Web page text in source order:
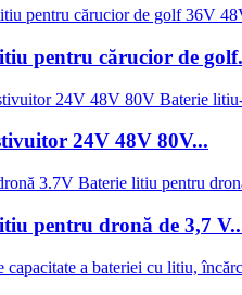
pentru cărucior de
24V 48V 80V...
pentru dronă de 3,7